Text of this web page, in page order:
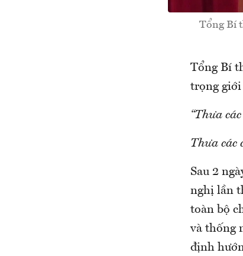
Tổng Bí
Tổng Bí
trọng giới
“Thưa
Thưa các
Sau 2
nghị lần
toàn bộ
và thống
định